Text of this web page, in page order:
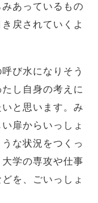
あっているもの
戻されていくよ
び水になりそう
し自身の考えに
と思います。み
扉からいっしょ
な状況をつくっ
学の専攻や仕事
を、ごいっしょ